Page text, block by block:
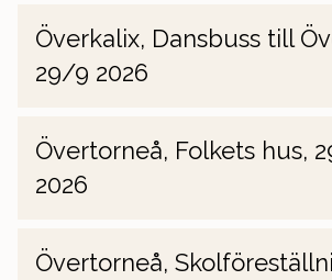
Överkalix, Dansbuss till
29/9 2026
Övertorneå, Folkets hus,
2026
Övertorneå,